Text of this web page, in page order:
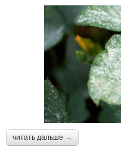
читать дальше →